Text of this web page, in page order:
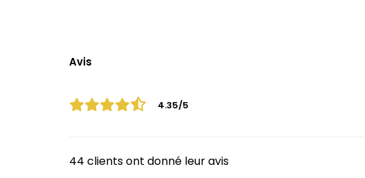
Avis
4.35/5
44 clients ont donné leur avis